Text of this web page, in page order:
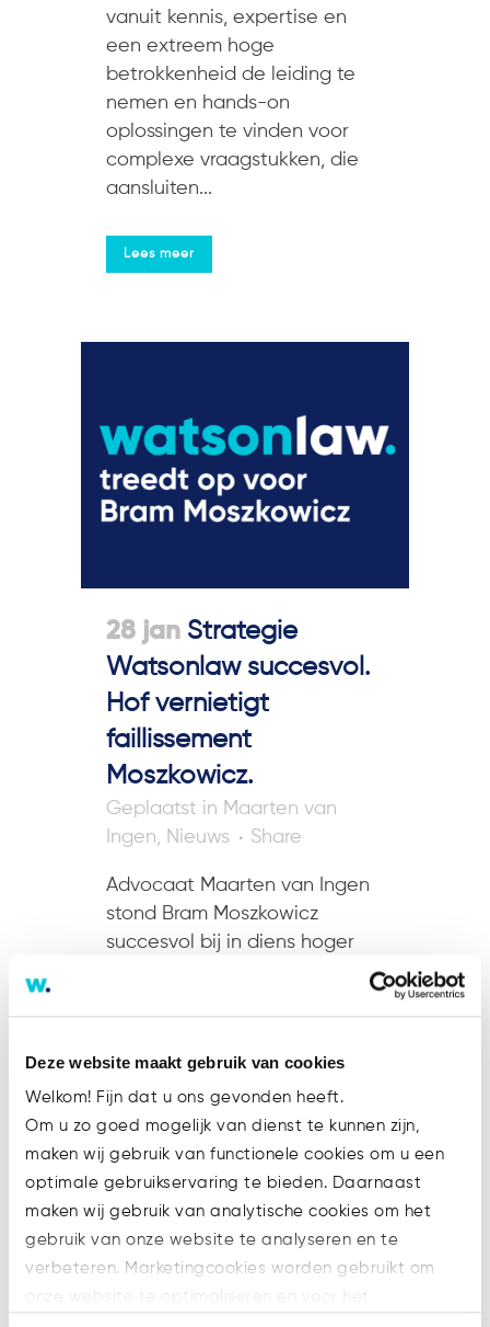
Deze website maakt gebruik van cookies
Welkom! Fijn dat u ons gevonden heeft.
Om u zo goed mogelijk van dienst te kunnen zijn,
maken wij gebruik van functionele cookies om u een
optimale gebruikservaring te bieden. Daarnaast
maken wij gebruik van analytische cookies om het
gebruik van onze website te analyseren en te
verbeteren. Marketingcookies worden gebruikt om
vanuit kennis, expertise en
een extreem hoge
betrokkenheid de leiding te
nemen en hands-on
oplossingen te vinden voor
complexe vraagstukken, die
aansluiten...
Lees meer
28 jan Strategie
Watsonlaw succesvol.
Hof vernietigt
faillissement
Moszkowicz.
in Maarten van
Ingen, Nieuws Share
Advocaat Maarten van Ingen
stond Bram Moszkowicz
succesvol bij in diens hoger
jl. vernietigde het gerechtshof
Lees meer